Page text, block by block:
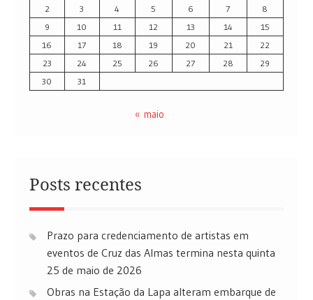
2
3 4 5 6 7
8
9
10 11 12 13 14
15
16
17 18 19 20 21
22
23
24 25 26 27 28
29
30
31
« maio
Posts recentes
Prazo para credenciamento de artistas em
eventos de Cruz das Almas termina nesta quinta
25 de maio de 2026
Obras na Estação da Lapa alteram embarque de